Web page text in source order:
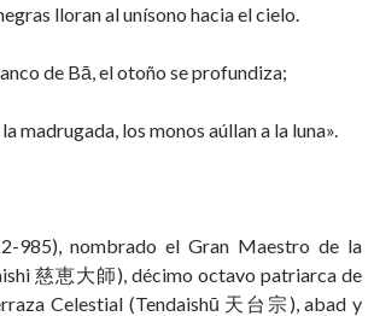
lloran al unísono hacia el cielo.
de Bā, el otoño se profundiza;
madrugada, los monos aúllan a la luna».
985), nombrado el Gran Maestro de la
慈恵大師), décimo octavo patriarca de
Celestial (Tendaishū 天台宗), abad y